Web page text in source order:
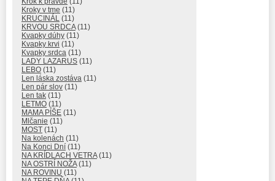
Kroky v tme (11)
KRUCINÁL (11)
KRVOU SRDCA(11)
Kvapky dúhy (11)
Kvapky krvi (11)
Kvapky srdca (11)
LADY LAZARUS (11)
LEBO (11)
Len láska zostáva (11)
Len pár slov (11)
Len tak (11)
LETMO (11)
MAMA PÍŠE (11)
Mlčanie (11)
MOST (11)
Na kolenách (11)
Na Konci Dní (11)
NA KRÍDLACH VETRA(11)
NA OSTRÍ NOŽA(11)
NA ROVINU (11)